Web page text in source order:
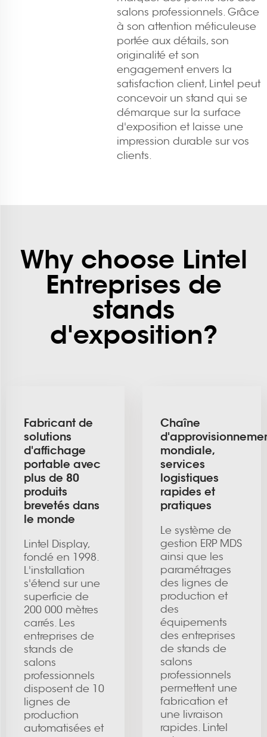
salons professionnels. Grâce
à son attention méticuleuse
portée aux détails, son
originalité et son
engagement envers la
satisfaction client, Lintel peut
concevoir un stand qui se
démarque sur la surface
d'exposition et laisse une
impression durable sur vos
clients.
Why choose Lintel
Entreprises de
stands
d'exposition?
Fabricant de
solutions
d'affichage
portable avec
plus de 80
produits
brevetés dans
le monde
Lintel Display,
fondé en 1998.
L'installation
s'étend sur une
superficie de
200 000 mètres
carrés. Les
entreprises de
stands de
salons
professionnels
disposent de 10
lignes de
production
automatisées et
Chaîne
mondiale,
services
logistiques
rapides et
pratiques
Le système de
gestion ERP MDS
ainsi que les
paramétrages
des lignes de
production et
des
équipements
des entreprises
de stands de
salons
professionnels
permettent une
fabrication et
une livraison
rapides. Lintel